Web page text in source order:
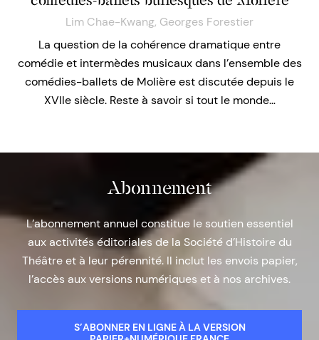
Lim Chae-Kwang, Georges Forestier
La question de la cohérence dramatique entre
comédie et intermèdes musicaux dans l’ensemble des
comédies-ballets de Molière est discutée depuis le
XVIIe siècle. Reste à savoir si tout le monde…
Abonnement
L’abonnement annuel constitue le soutien essentiel
aux activités éditoriales de la Société d’Histoire du
Théâtre et à leur pérennité. Il inclut les envois papier,
l’accès aux versions numériques et à nos archives.
S’ABONNER EN LIGNE À LA VERSION